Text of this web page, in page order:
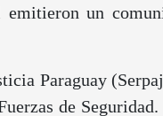
emitieron un
Paraguay
de